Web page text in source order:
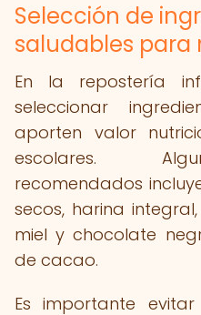
Selección de
saludables para
En la repostería
seleccionar
aporten valor
escolares.
recomendados
secos, harina
miel y chocolate
de cacao.
Es importante